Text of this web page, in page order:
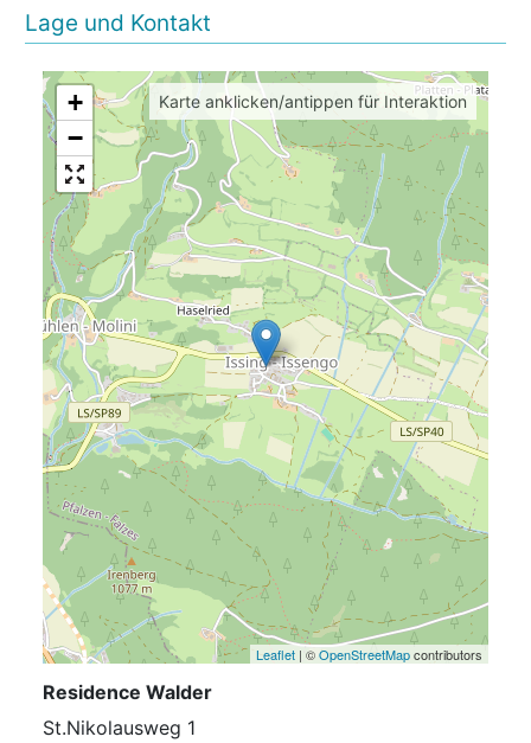
Lage und Kontakt
+
−
Leaflet | ©OpenStreetMapcontributors
Karte anklicken/antippen für Interaktion
Residence Walder
St.Nikolausweg 1